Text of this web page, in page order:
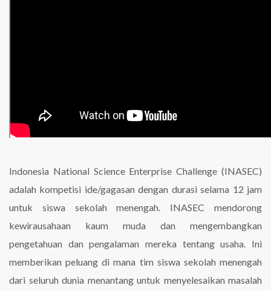
Indonesia National Science Enterprise Challenge (INASEC)
adalah kompetisi ide/gagasan dengan durasi selama 12 jam
untuk siswa sekolah menengah. INASEC mendorong
kewirausahaan kaum muda dan mengembangkan
pengetahuan dan pengalaman mereka tentang usaha. Ini
memberikan peluang di mana tim siswa sekolah menengah
dari seluruh dunia menantang untuk menyelesaikan masalah